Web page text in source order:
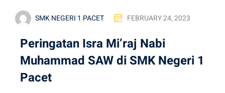
SMK NEGERI 1 PACET FEBRUARY 24, 2023
Peringatan Isra Mi’raj Nabi
Muhammad SAW di SMK Negeri 1
Pacet